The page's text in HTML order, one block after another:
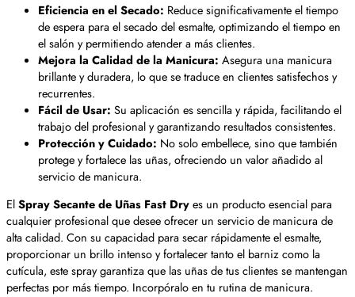
Eficiencia en el Secado: Reduce significativamente el tiempo
de espera para el secado del esmalte, optimizando el tiempo en
el salón y permitiendo atender a más clientes.
Mejora la Calidad de la Manicura: Asegura una manicura
brillante y duradera, lo que se traduce en clientes satisfechos y
recurrentes.
Fácil de Usar: Su aplicación es sencilla y rápida, facilitando el
trabajo del profesional y garantizando resultados consistentes.
Protección y Cuidado: No solo embellece, sino que también
protege y fortalece las uñas, ofreciendo un valor añadido al
servicio de manicura.
ElSpray Secante de Uñas Fast Dryes un producto esencial para
cualquier profesional que desee ofrecer un servicio de manicura de
alta calidad. Con su capacidad para secar rápidamente el esmalte,
proporcionar un brillo intenso y fortalecer tanto el barniz como la
cutícula, este spray garantiza que las uñas de tus clientes se mantengan
perfectas por más tiempo. Incorpóralo en tu rutina de manicura.